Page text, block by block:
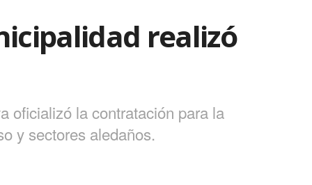
realizó
oficializó la contratación para la
y sectores aledaños.